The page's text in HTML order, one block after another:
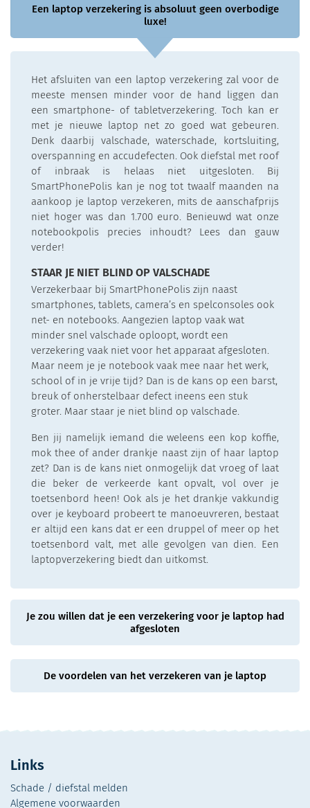
Een laptop verzekering is absoluut geen overbodige
luxe!
Het afsluiten van een laptop verzekering zal voor de
meeste mensen minder voor de hand liggen dan
een smartphone- of tabletverzekering. Toch kan er
met je nieuwe laptop net zo goed wat gebeuren.
Denk daarbij valschade, waterschade, kortsluiting,
overspanning en accudefecten. Ook diefstal met roof
of inbraak is helaas niet uitgesloten. Bij
SmartPhonePolis kan je nog tot twaalf maanden na
aankoop je laptop verzekeren, mits de aanschafprijs
niet hoger was dan 1.700 euro. Benieuwd wat onze
notebookpolis precies inhoudt? Lees dan gauw
verder!
STAAR JE NIET BLIND OP VALSCHADE
Verzekerbaar bij SmartPhonePolis zijn naast
smartphones, tablets, camera’s en spelconsoles ook
net- en notebooks. Aangezien laptop vaak wat
minder snel valschade oploopt, wordt een
verzekering vaak niet voor het apparaat afgesloten.
Maar neem je je notebook vaak mee naar het werk,
school of in je vrije tijd? Dan is de kans op een barst,
breuk of onherstelbaar defect ineens een stuk
groter. Maar staar je niet blind op valschade.
Ben jij namelijk iemand die weleens een kop koffie,
mok thee of ander drankje naast zijn of haar laptop
zet? Dan is de kans niet onmogelijk dat vroeg of laat
die beker de verkeerde kant opvalt, vol over je
toetsenbord heen! Ook als je het drankje vakkundig
over je keyboard probeert te manoeuvreren, bestaat
er altijd een kans dat er een druppel of meer op het
toetsenbord valt, met alle gevolgen van dien. Een
laptopverzekering biedt dan uitkomst.
Je zou willen dat je een verzekering voor je laptop had
afgesloten
De voordelen van het verzekeren van je laptop
Links
Schade / diefstal melden
Algemene voorwaarden